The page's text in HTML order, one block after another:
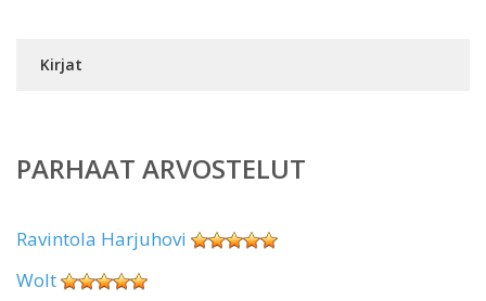
Kirjat
PARHAAT ARVOSTELUT
Ravintola Harjuhovi
Wolt